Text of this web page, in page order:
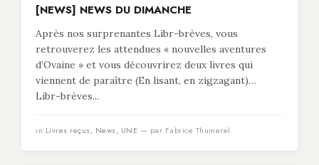
[NEWS] NEWS DU DIMANCHE
Après nos surprenantes Libr-brèves, vous
retrouverez les attendues « nouvelles aventures
d’Ovaine » et vous découvrirez deux livres qui
viennent de paraître (En lisant, en zigzagant)…
Libr-brèves...
in Livres reçus, News, UNE — par Fabrice Thumerel